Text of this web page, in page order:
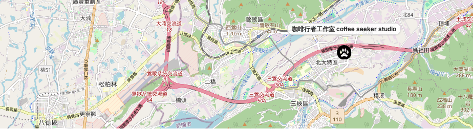
咖啡行者工作室 coffee seeker studio